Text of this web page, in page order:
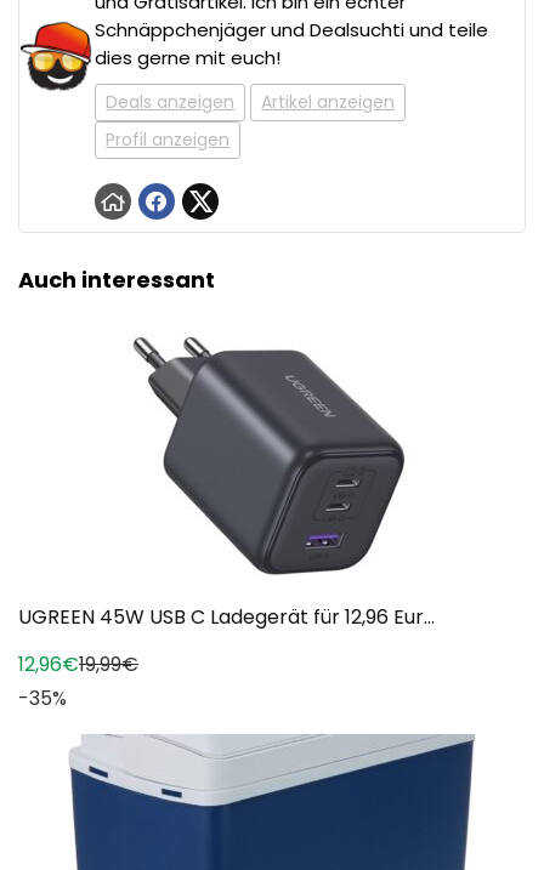
Schnäppchenjäger und Dealsuchti und teile
dies gerne mit euch!
Deals anzeigen
Artikel anzeigen
Profil anzeigen
Auch interessant
UGREEN 45W USB C Ladegerät für 12,96 Eur...
12,96€19,99€
-35%